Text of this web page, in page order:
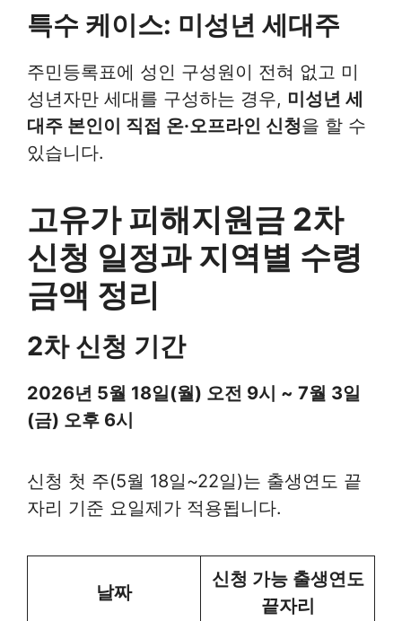
특수 케이스: 미성년 세대주
주민등록표에 성인 구성원이 전혀 없고 미
성년자만 세대를 구성하는 경우, 미성년 세
대주 본인이 직접 온·오프라인 신청을 할 수
있습니다.
고유가 피해지원금 2차
신청 일정과 지역별 수령
금액 정리
2차 신청 기간
2026년 5월 18일(월) 오전 9시 ~ 7월 3일
(금) 오후 6시
신청 첫 주(5월 18일~22일)는 출생연도 끝
자리 기준 요일제가 적용됩니다.
날짜
신청 가능 출생연도
끝자리